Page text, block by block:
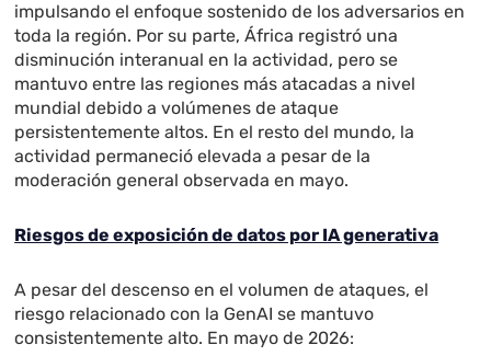
impulsando el enfoque sostenido de los adversarios en
toda la región. Por su parte, África registró una
disminución interanual en la actividad, pero se
mantuvo entre las regiones más atacadas a nivel
mundial debido a volúmenes de ataque
persistentemente altos. En el resto del mundo, la
actividad permaneció elevada a pesar de la
moderación general observada en mayo.
Riesgos de exposición de datos por IA generativa
A pesar del descenso en el volumen de ataques, el
riesgo relacionado con la GenAI se mantuvo
consistentemente alto. En mayo de 2026: